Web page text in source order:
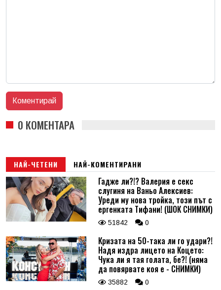
0 КОМЕНТАРА
НАЙ-ЧЕТЕНИ НАЙ-КОМЕНТИРАНИ
Гадже ли?!? Валерия е секс
слугиня на Ваньо Алексиев:
Уреди му нова тройка, този път с
ергенката Тифани! (ШОК СНИМКИ)
51842 0
Кризата на 50-така ли го удари?!
Надя издра лицето на Коцето:
Чука ли я тая голата, бе?! (няма
да повярвате коя е - СНИМКИ)
35882 0